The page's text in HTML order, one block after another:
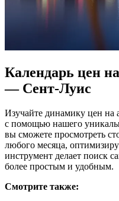
Календарь цен
— Сент-Луис
Изучайте динамику цен
с помощью нашего
вы сможете просмотреть
любого месяца,
инструмент делает поиск
более простым и удобным.
Смотрите также: